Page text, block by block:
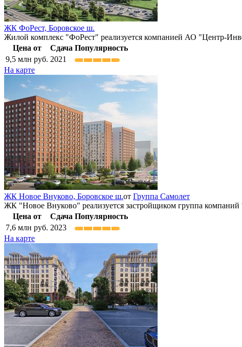
ЖК ФоРест, Боровское ш.
Жилой комплекс "ФоРест" реализуется компанией АО "Центр-
Цена от
Сдача Популярность
9,5 млн руб. 2021
На карте
ЖК Новое Внуково, Боровское ш.от Группа Самолет
ЖК "Новое Внуково" реализуется застройщиком группа
Цена от
Сдача Популярность
7,6 млн руб. 2023
На карте